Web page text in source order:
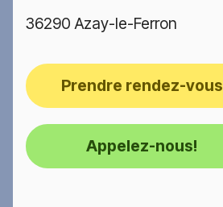
36290 Azay-le-Ferron
Prendre rendez-vous
Appelez-nous!